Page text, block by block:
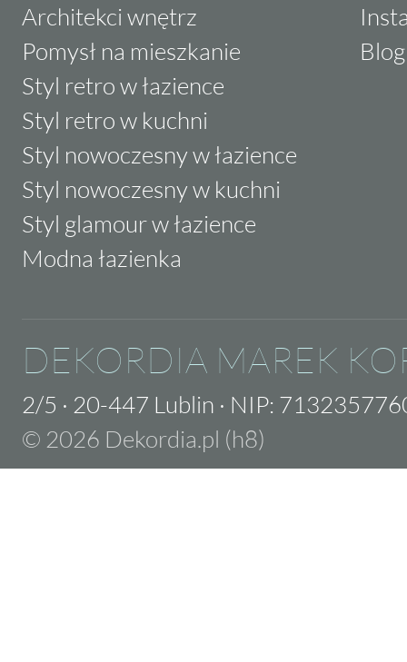
Architekci wnętrz
Pomysł na mieszkanie
Styl retro w łazience
Styl retro w kuchni
Styl nowoczesny w łazience
Styl nowoczesny w kuchni
Styl glamour w łazience
Modna łazienka
Blog
DEKORDIA MAREK
2/5 · 20-447 Lublin · NIP:
© 2026 Dekordia.pl (h8)